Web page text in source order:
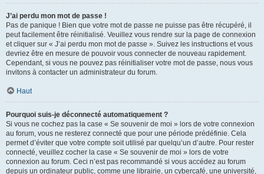
J’ai perdu mon mot de passe !
Pas de panique ! Bien que votre mot de passe ne puisse pas être récupéré, il
peut facilement être réinitialisé. Veuillez vous rendre sur la page de connexion
et cliquer sur « J’ai perdu mon mot de passe ». Suivez les instructions et vous
devriez être en mesure de pouvoir vous connecter de nouveau rapidement.
Cependant, si vous ne pouvez pas réinitialiser votre mot de passe, nous vous
invitons à contacter un administrateur du forum.
Haut
Pourquoi suis-je déconnecté automatiquement ?
Si vous ne cochez pas la case « Se souvenir de moi » lors de votre connexion
au forum, vous ne resterez connecté que pour une période prédéfinie. Cela
permet d’éviter que votre compte soit utilisé par quelqu’un d’autre. Pour rester
connecté, veuillez cocher la case « Se souvenir de moi » lors de votre
connexion au forum. Ceci n’est pas recommandé si vous accédez au forum
depuis un ordinateur public, comme une librairie, un cybercafé, une université,